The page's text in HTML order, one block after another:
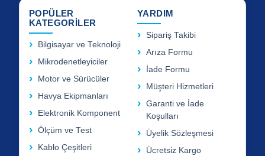
POPÜLER
KATEGORİLER
Bilgisayar ve Teknoloji
Mikrodenetleyiciler
Motor ve Sürücüler
Havya Ekipmanları
Elektronik Komponent
Ölçüm ve Test
Kablo Çeşitleri
YARDIM
Sipariş Takibi
Arıza Formu
İade Formu
Müşteri Hizmetleri
Garanti ve İade
Koşulları
Üyelik Sözleşmesi
Ücretsiz Kargo